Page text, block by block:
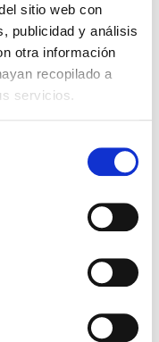
sitio web con
publicidad y análisis
otra información
recopilado a
servicios.
este